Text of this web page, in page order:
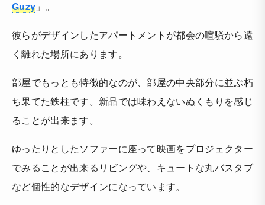
Guzy 」。
彼らがデザインしたアパートメントが都会の喧騒から遠
く離れた場所にあります。
部屋でもっとも特徴的なのが、部屋の中央部分に並ぶ朽
ち果てた鉄柱です。新品では味わえないぬくもりを感じ
ることが出来ます。
ゆったりとしたソファーに座って映画をプロジェクター
でみることが出来るリビングや、キュートな丸バスタブ
など個性的なデザインになっています。